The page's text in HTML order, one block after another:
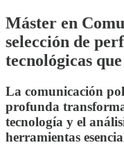
Máster en
selección de
tecnológicas
La comunicación
profunda
tecnología y el
herramientas